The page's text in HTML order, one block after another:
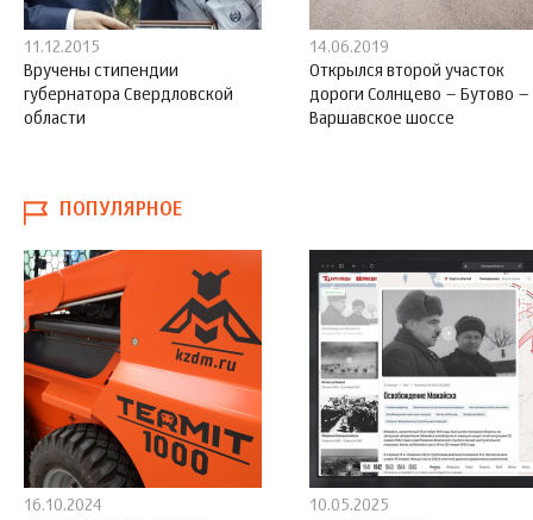
11.12.2015
Вручены стипендии
губернатора Свердловской
области
14.06.2019
Открылся второй участок
дороги Солнцево – Бутово –
Варшавское шоссе
ПОПУЛЯРНОЕ
16.10.2024
10.05.2025